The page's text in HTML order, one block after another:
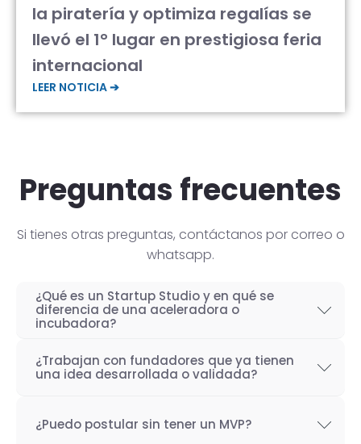
la piratería y optimiza regalías se
llevó el 1° lugar en prestigiosa feria
internacional
LEER NOTICIA ➔
Preguntas frecuentes
Si tienes otras preguntas, contáctanos por correo o
whatsapp.
¿Qué es un Startup Studio y en qué se
diferencia de una aceleradora o
incubadora?
Un Startup Studio es una organización capaz
de construir startups de manera iterativa,
con experiencia. También se les conoce
¿Trabajan con fundadores que ya tienen
una idea desarrollada o validada?
Startup Studio es lograr un proceso iterativo
¿Puedo postular sin tener un MVP?